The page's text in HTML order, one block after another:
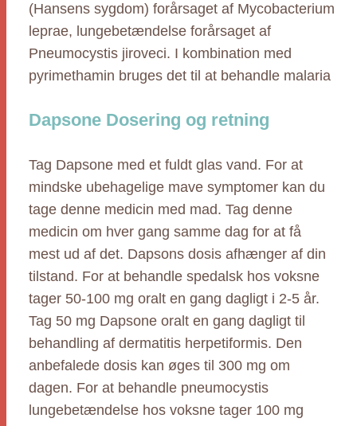
(Hansens sygdom) forårsaget af Mycobacterium
leprae, lungebetændelse forårsaget af
Pneumocystis jiroveci. I kombination med
pyrimethamin bruges det til at behandle malaria
Dapsone Dosering og retning
Tag Dapsone med et fuldt glas vand. For at
mindske ubehagelige mave symptomer kan du
tage denne medicin med mad. Tag denne
medicin om hver gang samme dag for at få
mest ud af det. Dapsons dosis afhænger af din
tilstand. For at behandle spedalsk hos voksne
tager 50-100 mg oralt en gang dagligt i 2-5 år.
Tag 50 mg Dapsone oralt en gang dagligt til
behandling af dermatitis herpetiformis. Den
anbefalede dosis kan øges til 300 mg om
dagen. For at behandle pneumocystis
lungebetændelse hos voksne tager 100 mg